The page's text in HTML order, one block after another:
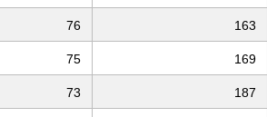
76 163
75 169
73 187